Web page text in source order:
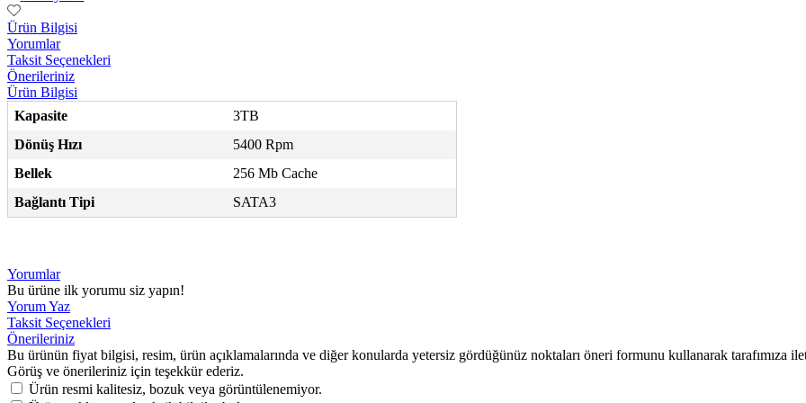
Ürün Bilgisi
Yorumlar
Taksit Seçenekleri
Önerileriniz
Ürün Bilgisi
Kapasite
3TB
Dönüş Hızı
5400 Rpm
Bellek
256 Mb Cache
Bağlantı Tipi
SATA3
Yorumlar
Bu ürüne ilk yorumu siz yapın!
Yorum Yaz
Taksit Seçenekleri
Önerileriniz
Bu ürünün fiyat bilgisi, resim, ürün açıklamalarında ve diğer konularda yetersiz gördüğünüz noktaları öneri formunu kullanarak tarafımıza
Görüş ve önerileriniz için teşekkür ederiz.
Ürün resmi kalitesiz, bozuk veya görüntülenemiyor.